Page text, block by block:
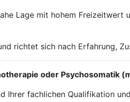
Lage mit hohem
richtet sich nach Erfahrung,
oder Psychosomatik
Ihrer fachlichen Qualifikation